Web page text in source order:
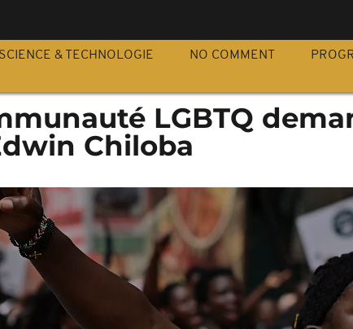
SCIENCE & TECHNOLOGIE NO COMMENT
LGBTQ
Chiloba